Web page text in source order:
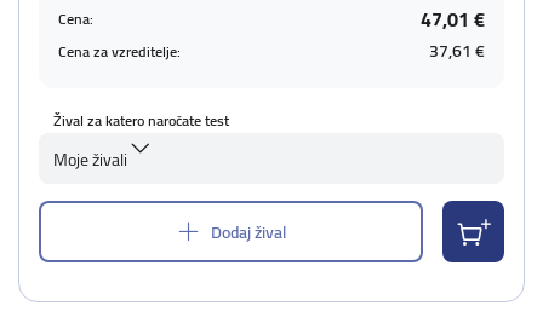
Cena: 47,01 €
Cena za vzreditelje: 37,61 €
Žival za katero naročate test
Moje živali
Dodaj žival